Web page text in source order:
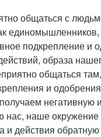
общаться с
подкрепление и
образа
общаться
и
негативную
нас, наше
и действия обратную